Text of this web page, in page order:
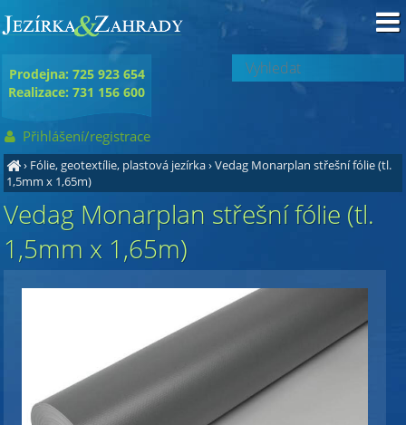
› Fólie, geotextílie, plastová jezírka›Vedag Monarplan střešní fólie (tl.
1,5mm x 1,65m)
Vedag Monarplan střešní fólie (tl.
1,5mm x 1,65m)
Prodejna: 725 923 654
Realizace: 731 156 600
Přihlášení/registrace